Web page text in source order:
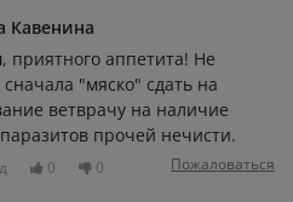
Кавенина
, приятного аппетита! Не
сначала "мяско" сдать на
ветврачу на наличие
паразитов прочей нечисти.
0 0 Пожаловаться